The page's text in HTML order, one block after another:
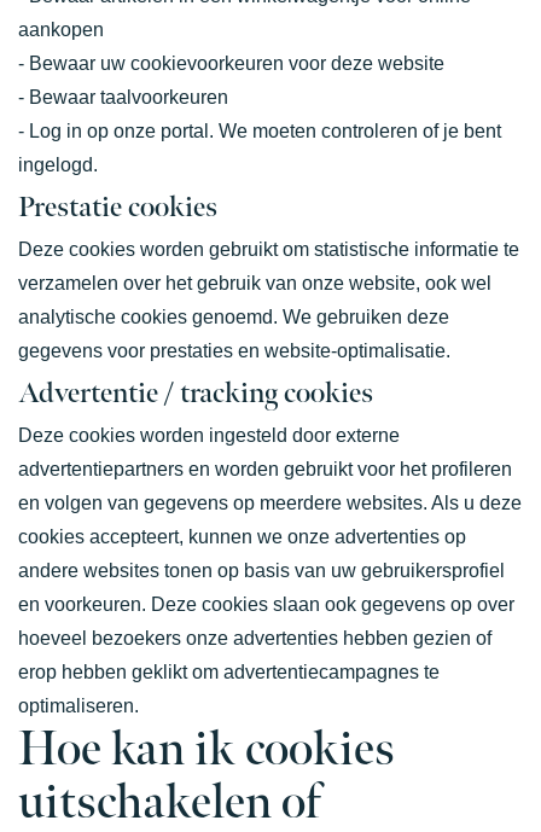
aankopen
- Bewaar uw cookievoorkeuren voor deze website
- Bewaar taalvoorkeuren
- Log in op onze portal. We moeten controleren of je bent
ingelogd.
Prestatie cookies
Deze cookies worden gebruikt om statistische informatie te
verzamelen over het gebruik van onze website, ook wel
analytische cookies genoemd. We gebruiken deze
gegevens voor prestaties en website-optimalisatie.
Advertentie / tracking cookies
Deze cookies worden ingesteld door externe
advertentiepartners en worden gebruikt voor het profileren
en volgen van gegevens op meerdere websites. Als u deze
cookies accepteert, kunnen we onze advertenties op
andere websites tonen op basis van uw gebruikersprofiel
en voorkeuren. Deze cookies slaan ook gegevens op over
hoeveel bezoekers onze advertenties hebben gezien of
erop hebben geklikt om advertentiecampagnes te
optimaliseren.
Hoe kan ik cookies
uitschakelen of